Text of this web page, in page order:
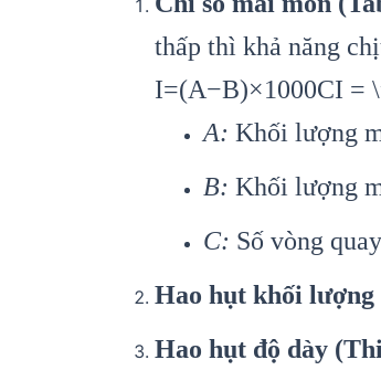
thấp thì khả năng
I=(A−B)×1000CI =
A: Khối lượng
B: Khối lượng
C: Số vòng
Hao hụt khối lượng
Hao hụt độ dày